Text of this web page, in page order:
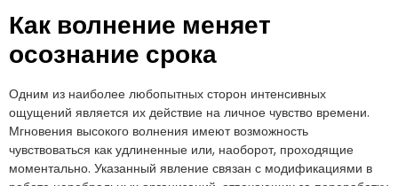
Как волнение меняет
осознание срока
Одним из наиболее любопытных сторон интенсивных
ощущений является их действие на личное чувство времени.
Мгновения высокого волнения имеют возможность
чувствоваться как удлиненные или, наоборот, проходящие
моментально. Указанный явление связан с модификациями в